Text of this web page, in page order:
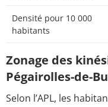
Densité pour 10 000
habitants
Zonage des
Pégairolles-de-
Selon l’APL, les